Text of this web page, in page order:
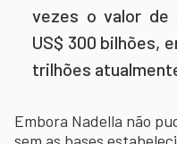
vezes o valor de
US$ 300 bilhões,
trilhões
Embora Nadella não